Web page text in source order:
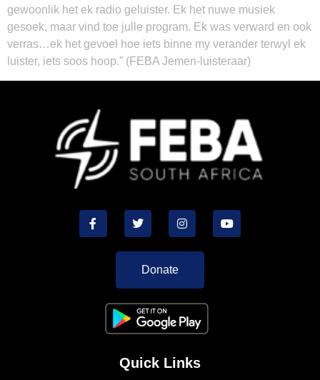
gewoonlik het ek radio geluister. Ek het nuwe musiek
gesoek, maar vind toe julle program. Ek was verward en ook
verras…ek het gevoel hoe iets binne my verander terwyl ek
luister, iets soos hoop.” (FEBA Jemen-luisteraar)
Donate
Quick Links